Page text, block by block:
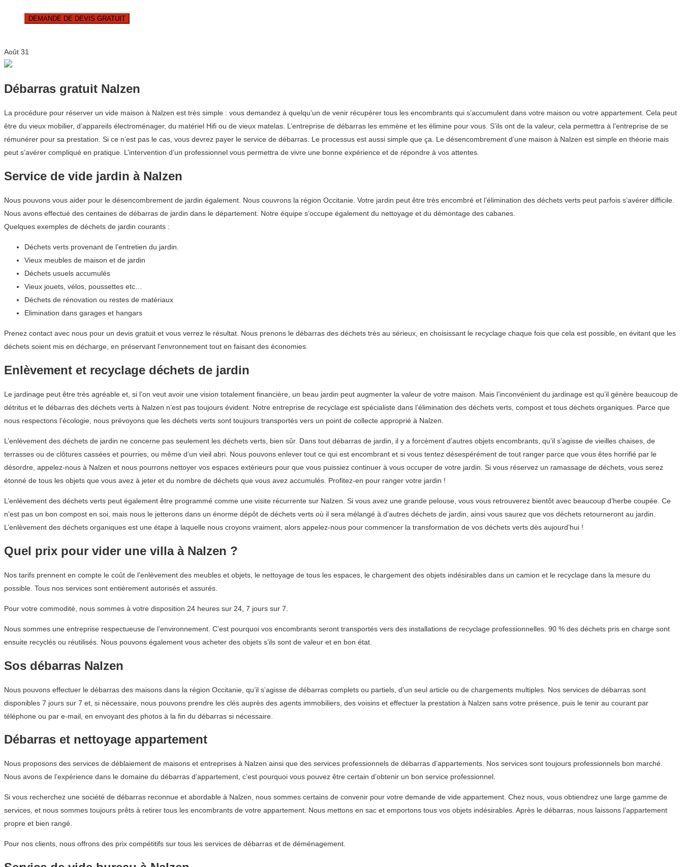
DEMANDE DE DEVIS GRATUIT
Août 31
Débarras gratuit Nalzen
La procédure pour réserver un vide maison à Nalzen est très simple : vous demandez à quelqu’un de venir récupérer tous les encombrants qui s’accumulent dans votre maison ou votre appartement. Cela peut
être du vieux mobilier, d’appareils électroménager, du matériel Hifi ou de vieux matelas. L’entreprise de débarras les emmène et les élimine pour vous. S’ils ont de la valeur, cela permettra à l’entreprise de se
rémunérer pour sa prestation. Si ce n’est pas le cas, vous devrez payer le service de débarras. Le processus est aussi simple que ça. Le désencombrement d’une maison à Nalzen est simple en théorie mais
peut s’avérer compliqué en pratique. L’intervention d’un professionnel vous permettra de vivre une bonne expérience et de répondre à vos attentes.
Service de vide jardin à Nalzen
Nous pouvons vous aider pour le désencombrement de jardin également. Nous couvrons la région Occitanie. Votre jardin peut être très encombré et l’élimination des déchets verts peut parfois s’avérer difficile.
Nous avons effectué des centaines de débarras de jardin dans le département. Notre équipe s’occupe également du nettoyage et du démontage des cabanes.
Quelques exemples de déchets de jardin courants :
Déchets verts provenant de l’entretien du jardin.
Vieux meubles de maison et de jardin
Déchets usuels accumulés
Vieux jouets, vélos, poussettes etc…
Déchets de rénovation ou restes de matériaux
Elimination dans garages et hangars
Prenez contact avec nous pour un devis gratuit et vous verrez le résultat. Nous prenons le débarras des déchets très au sérieux, en choisissant le recyclage chaque fois que cela est possible, en évitant que les
déchets soient mis en décharge, en préservant l’envronnement tout en faisant des économies.
Enlèvement et recyclage déchets de jardin
Le jardinage peut être très agréable et, si l’on veut avoir une vision totalement financière, un beau jardin peut augmenter la valeur de votre maison. Mais l’inconvénient du jardinage est qu’il génère beaucoup de
détritus et le débarras des déchets verts à Nalzen n’est pas toujours évident. Notre entreprise de recyclage est spécialiste dans l’élimination des déchets verts, compost et tous déchets organiques. Parce que
nous respectons l’écologie, nous prévoyons que les déchets verts sont toujours transportés vers un point de collecte approprié à Nalzen.
L’enlèvement des déchets de jardin ne concerne pas seulement les déchets verts, bien sûr. Dans tout débarras de jardin, il y a forcément d’autres objets encombrants, qu’il s’agisse de vieilles chaises, de
terrasses ou de clôtures cassées et pourries, ou même d’un vieil abri. Nous pouvons enlever tout ce qui est encombrant et si vous tentez désespérément de tout ranger parce que vous êtes horrifié par le
désordre, appelez-nous à Nalzen et nous pourrons nettoyer vos espaces extérieurs pour que vous puissiez continuer à vous occuper de votre jardin. Si vous réservez un ramassage de déchets, vous serez
étonné de tous les objets que vous avez à jeter et du nombre de déchets que vous avez accumulés. Profitez-en pour ranger votre jardin !
L’enlèvement des déchets verts peut également être programmé comme une visite récurrente sur Nalzen. Si vous avez une grande pelouse, vous vous retrouverez bientôt avec beaucoup d’herbe coupée. Ce
n’est pas un bon compost en soi, mais nous le jetterons dans un énorme dépôt de déchets verts où il sera mélangé à d’autres déchets de jardin, ainsi vous saurez que vos déchets retourneront au jardin.
L’enlèvement des déchets organiques est une étape à laquelle nous croyons vraiment, alors appelez-nous pour commencer la transformation de vos déchets verts dès aujourd’hui !
Quel prix pour vider une villa à Nalzen ?
Nos tarifs prennent en compte le coût de l’enlèvement des meubles et objets, le nettoyage de tous les espaces, le chargement des objets indésirables dans un camion et le recyclage dans la mesure du
possible. Tous nos services sont entièrement autorisés et assurés.
Pour votre commodité, nous sommes à votre disposition 24 heures sur 24, 7 jours sur 7.
Nous sommes une entreprise respectueuse de l’environnement. C’est pourquoi vos encombrants seront transportés vers des installations de recyclage professionnelles. 90 % des déchets pris en charge sont
ensuite recyclés ou réutilisés. Nous pouvons également vous acheter des objets s’ils sont de valeur et en bon état.
Sos débarras Nalzen
Nous pouvons effectuer le débarras des maisons dans la région Occitanie, qu’il s’agisse de débarras complets ou partiels, d’un seul article ou de chargements multiples. Nos services de débarras sont
disponibles 7 jours sur 7 et, si nécessaire, nous pouvons prendre les clés auprès des agents immobiliers, des voisins et effectuer la prestation à Nalzen sans votre présence, puis le tenir au courant par
téléphone ou par e-mail, en envoyant des photos à la fin du débarras si nécessaire.
Débarras et nettoyage appartement
Nous proposons des services de déblaiement de maisons et entreprises à Nalzen ainsi que des services professionnels de débarras d’appartements. Nos services sont toujours professionnels bon marché.
Nous avons de l’expérience dans le domaine du débarras d’appartement, c’est pourquoi vous pouvez être certain d’obtenir un bon service professionnel.
Si vous recherchez une société de débarras reconnue et abordable à Nalzen, nous sommes certains de convenir pour votre demande de vide appartement. Chez nous, vous obtiendrez une large gamme de
services, et nous sommes toujours prêts à retirer tous les encombrants de votre appartement. Nous mettons en sac et emportons tous vos objets indésirables. Après le débarras, nous laissons l’appartement
propre et bien rangé.
Pour nos clients, nous offrons des prix compétitifs sur tous les services de débarras et de déménagement.